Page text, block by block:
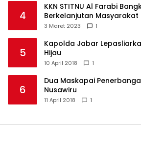
4
KKN STITNU Al Farabi
Berkelanjutan
Langkaplancar
3 Maret 2023 1
5
Kapolda Jabar
Hijau
10 April 2018 1
6
Dua Maskapai
Nusawiru
11 April 2018 1